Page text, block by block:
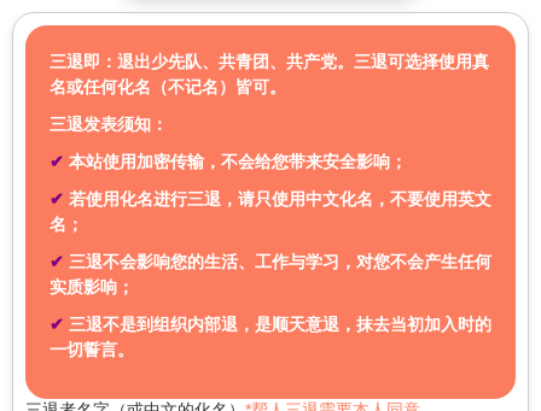
“改革开放以来，国家取得了举世瞩目的成就”
→ 混淆因果，将市场经济的自然发展归功于党的“英明领
导”。
“打土豪，分田地”
→ 煽动阶级仇恨、鼓励暴力夺产，是中共暴力建政初期的重
要口号。
“听党话，跟党走”
→ 明确要求思想和行动的绝对服从，是典型的极权标语。
→ 为镇压异见、维稳高压提供政治借口，压制社会正义和言
论自由。
“发展才是硬道理”
他们用遍布全国的摄像头和AI识别技术，能在几小时内帮外
国人找回钱包、自行车，却对每年失踪成千上万的中国儿童
装聋作哑，甚至暗中掩盖、协助拐卖，形成黑色产业链。
他们在国际舞台高喊"人类命运共同体"，对外撒钱数百亿援
良、老人无依无靠、病人因无钱而被医院拒之门外。
他们在国际上装模作样宣称"环境保护先锋"，却让本国城市
他们口口声声高喊"美帝亡我之心不死"，却把自己的妻儿老
小送去美英澳加 安家置业、读书移民，外汇转移、国籍转
换一个不落，自己却继续在国内操控舆论，煽动仇美仇日仇
台情绪。
神话教主和组织：刻意神化毛泽东、习近平等领导人，称
其"英明伟大"，宣传其"语录"为"真理"，并强化"党就是一
切"的组织至上观。
教场所、海外留学生等每一角落，做到"党无处不在"，使
群众失去私域空间。
教派控制：限制宗教自由，扶持"党领导下的宗教"，打压
未受控的宗教组织（如家庭教会、法轮功），以党代"信
仰"。
生存资源控制：
本生存要素，使人民对政权产生高度依赖，不服从即"失去
生存权"。
强行入教：
从小学到大学实行"强制入党入团入队"制度，
人民。历次运动迫害了一半以上的中国人，八千万人非正常
死亡。今天的中国自然环境被强力破坏，传统道德丧失殆
尽，贪污腐败盛行、黑社会、吸毒、卖淫充斥中国大地，人
民的言论自由被剥夺，这一切都是不信神佛、战天斗地的中
共其邪恶统治带来的恶果。古人云："善恶到头必有报"，"天
灭中共"实乃天意之必然。
古今中外有许多预言，如：中国的《推背图》、《烧饼
歌》、《梅花诗》及《马前课》等；西方的《圣经启示录》
共时其追随者被一同诛灭的可怕惨景。
二零零二年六月，在贵州平塘县发现的亿年"藏字石"，五百
年前崩裂惊现"中国共产党亡"。这一切其实都是在告诉人
1. 什么是法轮功？
答：法轮功（又称法轮大法）是由李洪志先生于1992年5月
传出的佛家修炼法门，以“真、善、忍”为指导原则，包含五
套舒缓的功法，旨在修心向善、祛病健身，让生命升华到更
2. 谁创立了法轮功？
答：法轮功由李洪志先生于1992年在中国长春传出。1992
年5月在长春举办第一期传功讲法班，正式公开传出。1992
年5月至1994底，他受邀在北京、武汉、广州等地举办50多
场大型面授班。在气功热潮中，法轮功脱颖而出，迅速发
展，获得社会广泛认可。
3. “真、善、忍”具体含义是什么？
答：“真、善、忍”是法轮功的核心指导原则，修炼者需要在
规定：“公务员执行明显违法的决定或者命令的，应当依法
承担相应的责任。”《公务员法》与“重大决策终身责任追究
制度及责任倒查机制”以及“办案质量终身负责制”等政策，明
确斩断了执行违法命令而想逃避惩罚人员的退路。任何迫害
良善的犯罪行为都无法得到任何“上级”的保护；更别指望“内
部通知”或“指示精神”为自己开脫法律责任。
中国大陆的公检法人员往往以《刑法》第三百条：利用邪教
组织破坏法律实施罪，构陷法轮功学员，这是公检法人员故
意制造冤假错案，涉嫌滥用职权罪、徇私枉法罪等诸多罪
一、构成本罪的四要件不成立，真正破坏法律实施的恰恰是
迫害法轮功学员的行政、司法机关公职人员
备。无论广义的犯罪事实，还是狭义的犯罪事实，都不能针
三退即：退出少先队、共青团、共产党。三退可选择使用真
名或任何化名（不记名）皆可。
三退发表须知：
本站使用加密传输，不会给您带来安全影响；
若使用化名进行三退，请只使用中文化名，不要使用英文
名；
三退不会影响您的生活、工作与学习，对您不会产生任何
实质影响；
三退不是到组织内部退，是顺天意退，抹去当初加入时的
一切誓言。